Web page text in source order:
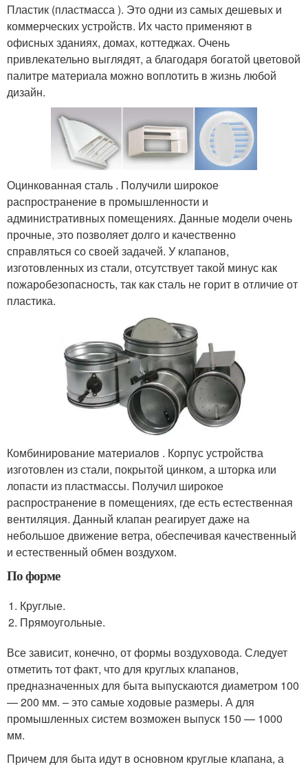
Пластик (пластмасса ). Это одни из самых дешевых и
коммерческих устройств. Их часто применяют в
офисных зданиях, домах, коттеджах. Очень
привлекательно выглядят, а благодаря богатой цветовой
палитре материала можно воплотить в жизнь любой
дизайн.
Оцинкованная сталь . Получили широкое
распространение в промышленности и
административных помещениях. Данные модели очень
прочные, это позволяет долго и качественно
справляться со своей задачей. У клапанов,
изготовленных из стали, отсутствует такой минус как
пожаробезопасность, так как сталь не горит в отличие от
пластика.
Комбинирование материалов . Корпус устройства
изготовлен из стали, покрытой цинком, а шторка или
лопасти из пластмассы. Получил широкое
распространение в помещениях, где есть естественная
вентиляция. Данный клапан реагирует даже на
небольшое движение ветра, обеспечивая качественный
и естественный обмен воздухом.
По форме
Круглые.
Прямоугольные.
Все зависит, конечно, от формы воздуховода. Следует
отметить тот факт, что для круглых клапанов,
предназначенных для быта выпускаются диаметром 100
— 200 мм. – это самые ходовые размеры. А для
промышленных систем возможен выпуск 150 — 1000
мм.
Причем для быта идут в основном круглые клапана, а